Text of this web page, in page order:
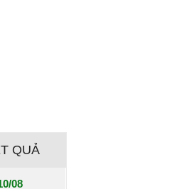
QUẢ
08